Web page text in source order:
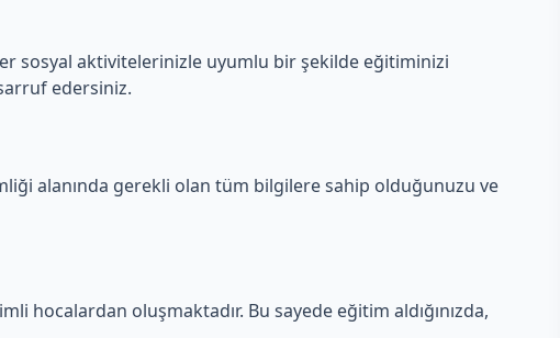
sosyal aktivitelerinizle uyumlu bir şekilde eğitiminizi
edersiniz.
alanında gerekli olan tüm bilgilere sahip olduğunuzu ve
hocalardan oluşmaktadır. Bu sayede eğitim aldığınızda,